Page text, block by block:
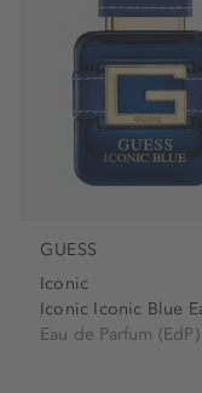
GUESS
Iconic
Eau de Parfum (EdP)